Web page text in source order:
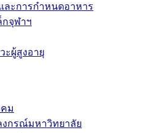
ะการกำหนดอาหาร
กจุฬาฯ
ะผู้สูงอายุ
ม
กรณ์มหาวิทยาลัย